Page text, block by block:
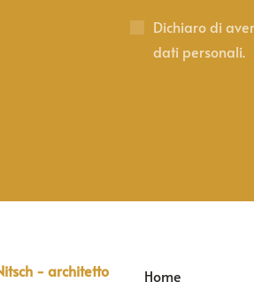
Dichiaro di
dati personali.
- architetto Home